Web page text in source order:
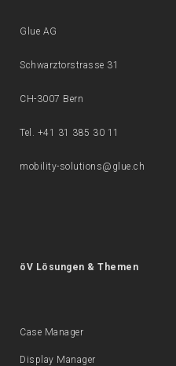
Glue AG
Schwarztorstrasse 31
CH-3007 Bern
Tel. +41 31 385 30 11
mobility-solutions@glue.ch
öV Lösungen & Themen
Case Manager
Display Manager